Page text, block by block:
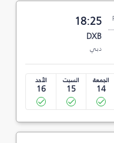
18:25
DXB
دبي
الجمعة
14
السبت
15
الأحد
16